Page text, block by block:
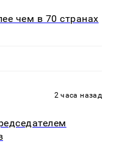
чем в 70 странах
2 часа назад